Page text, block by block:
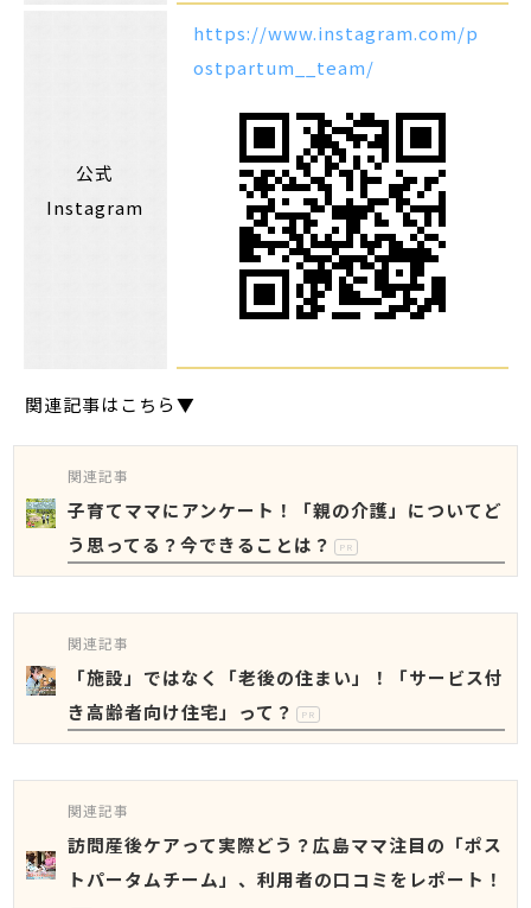
公式
Instagram
https://www.instagram.com/p
ostpartum__team/
関連記事はこちら▼
関連記事
子育てママにアンケート！「親の介護」についてど
う思ってる？今できることは？
PR
関連記事
「施設」ではなく「老後の住まい」！「サービス付
き高齢者向け住宅」って？
PR
関連記事
訪問産後ケアって実際どう？広島ママ注目の「ポス
トパータムチーム」、利用者の口コミをレポート！